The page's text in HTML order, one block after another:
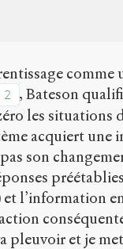
comme
2
, Bateson
les situations
acquiert une
son
et l’information
pleuvoir et je